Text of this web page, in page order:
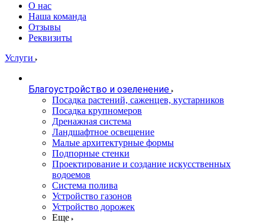
О нас
Наша команда
Отзывы
Реквизиты
Услуги
Благоустройство и озеленение
Посадка растений, саженцев, кустарников
Посадка крупномеров
Дренажная система
Ландшафтное освещение
Малые архитектурные формы
Подпорные стенки
Проектирование и создание искусственных
водоемов
Система полива
Устройство газонов
Устройство дорожек
Еще